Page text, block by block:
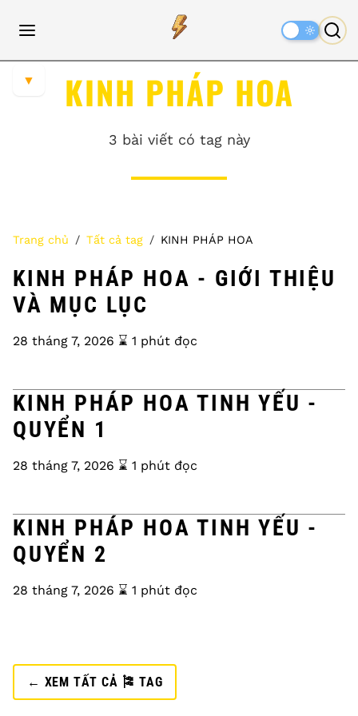
KINH PHÁP HOA
3 bài viết có tag này
Trang chủ Tất cả tag KINH PHÁP HOA
KINH PHÁP HOA - GIỚI THIỆU
VÀ MỤC LỤC
28 tháng 7, 2026 ⌛️ 1 phút đọc
KINH PHÁP HOA TINH YẾU -
QUYỂN 1
28 tháng 7, 2026 ⌛️ 1 phút đọc
KINH PHÁP HOA TINH YẾU -
QUYỂN 2
28 tháng 7, 2026 ⌛️ 1 phút đọc
← XEM TẤT CẢ 🎏 TAG
▼